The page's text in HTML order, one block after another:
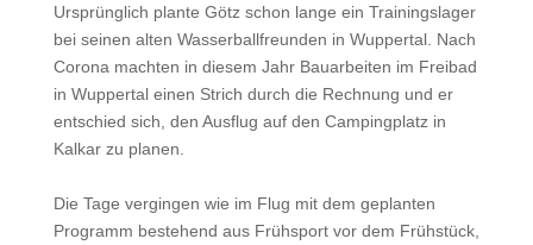
Ursprünglich plante Götz schon lange ein Trainingslager
bei seinen alten Wasserballfreunden in Wuppertal. Nach
Corona machten in diesem Jahr Bauarbeiten im Freibad
in Wuppertal einen Strich durch die Rechnung und er
entschied sich, den Ausflug auf den Campingplatz in
Kalkar zu planen.
Die Tage vergingen wie im Flug mit dem geplanten
Programm bestehend aus Frühsport vor dem Frühstück,